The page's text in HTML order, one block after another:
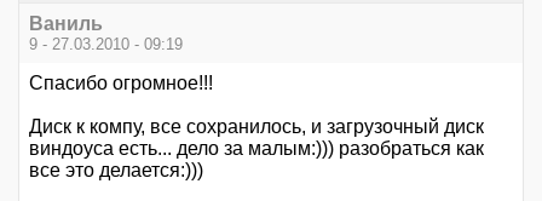
Ваниль
9 - 27.03.2010 - 09:19
Спасибо огромное!!!
Диск к компу, все сохранилось, и загрузочный диск
виндоуса есть... дело за малым:))) разобраться как
все это делается:)))